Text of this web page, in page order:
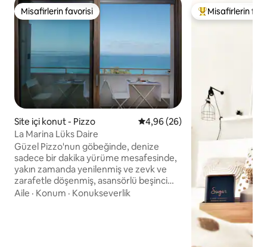
Misafirlerin favorisi
Misafirlerin favorisi
Site içi konut - Pizzo 5 üzerinden ortalama 4,96
4,96 (26)
La Marina Lüks Daire
Güzel Pizzo'nun göbeğinde, denize
sadece bir dakika yürüme mesafesinde,
yakın zamanda yenilenmiş ve zevk ve
zarafetle döşenmiş, asansörlü beşinci
kattaki bir daire olan La Marina Luxury
Aile · Konum · Konukseverlik
Misafirlerin
Misafirlerin